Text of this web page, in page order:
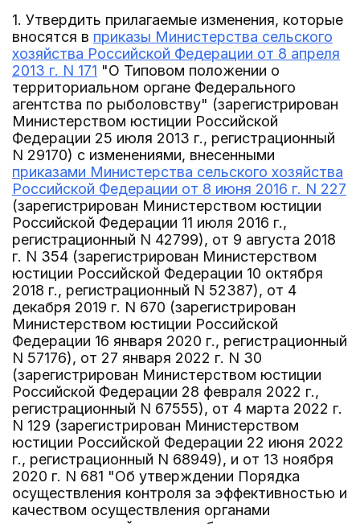
1. Утвердить прилагаемые изменения, которые
вносятся в приказы Министерства сельского
хозяйства Российской Федерации от 8 апреля
2013 г. N 171 "О Типовом положении о
территориальном органе Федерального
агентства по рыболовству" (зарегистрирован
Министерством юстиции Российской
Федерации 25 июля 2013 г., регистрационный
N 29170) с изменениями, внесенными
приказами Министерства сельского хозяйства
Российской Федерации от 8 июня 2016 г. N 227
(зарегистрирован Министерством юстиции
Российской Федерации 11 июля 2016 г.,
регистрационный N 42799), от 9 августа 2018
г. N 354 (зарегистрирован Министерством
юстиции Российской Федерации 10 октября
2018 г., регистрационный N 52387), от 4
декабря 2019 г. N 670 (зарегистрирован
Министерством юстиции Российской
Федерации 16 января 2020 г., регистрационный
N 57176), от 27 января 2022 г. N 30
(зарегистрирован Министерством юстиции
Российской Федерации 28 февраля 2022 г.,
регистрационный N 67555), от 4 марта 2022 г.
N 129 (зарегистрирован Министерством
юстиции Российской Федерации 22 июня 2022
г., регистрационный N 68949), и от 13 ноября
2020 г. N 681 "Об утверждении Порядка
осуществления контроля за эффективностью и
качеством осуществления органами